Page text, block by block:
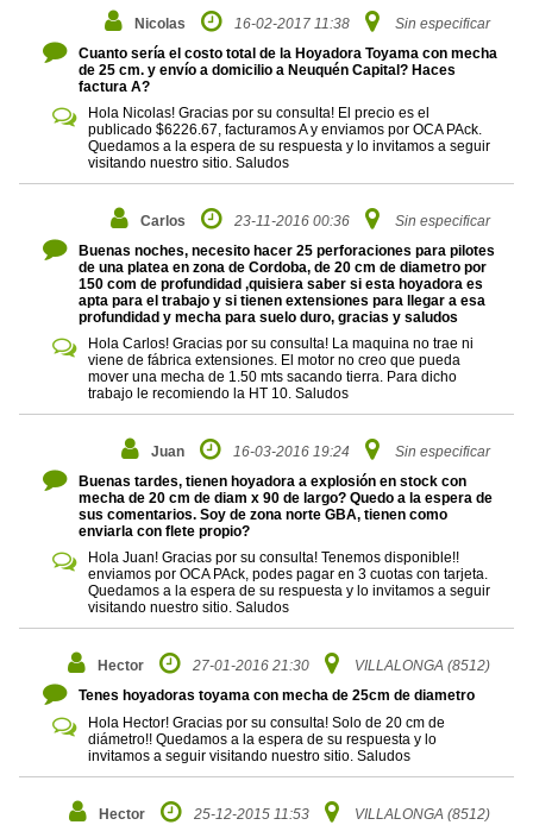
Nicolas 16-02-2017 11:38
Sin especificar
Cuanto sería el costo total de la Hoyadora Toyama con mecha
de 25 cm. y envío a domicilio a Neuquén Capital? Haces
factura A?
Hola Nicolas! Gracias por su consulta! El precio es el
publicado $6226.67, facturamos A y enviamos por OCA PAck.
Quedamos a la espera de su respuesta y lo invitamos a seguir
visitando nuestro sitio. Saludos
Carlos 23-11-2016 00:36
Sin especificar
Buenas noches, necesito hacer 25 perforaciones para pilotes
de una platea en zona de Cordoba, de 20 cm de diametro por
150 com de profundidad ,quisiera saber si esta hoyadora es
apta para el trabajo y si tienen extensiones para llegar a esa
profundidad y mecha para suelo duro, gracias y saludos
Hola Carlos! Gracias por su consulta! La maquina no trae ni
viene de fábrica extensiones. El motor no creo que pueda
mover una mecha de 1.50 mts sacando tierra. Para dicho
trabajo le recomiendo la HT 10. Saludos
Juan 16-03-2016 19:24
Sin especificar
Buenas tardes, tienen hoyadora a explosión en stock con
mecha de 20 cm de diam x 90 de largo? Quedo a la espera de
sus comentarios. Soy de zona norte GBA, tienen como
enviarla con flete propio?
Hola Juan! Gracias por su consulta! Tenemos disponible!!
enviamos por OCA PAck, podes pagar en 3 cuotas con tarjeta.
Quedamos a la espera de su respuesta y lo invitamos a seguir
visitando nuestro sitio. Saludos
Hector 27-01-2016 21:30
VILLALONGA (8512)
Tenes hoyadoras toyama con mecha de 25cm de diametro
Hola Hector! Gracias por su consulta! Solo de 20 cm de
diámetro!! Quedamos a la espera de su respuesta y lo
invitamos a seguir visitando nuestro sitio. Saludos
Hector 25-12-2015 11:53 VILLALONGA (8512)